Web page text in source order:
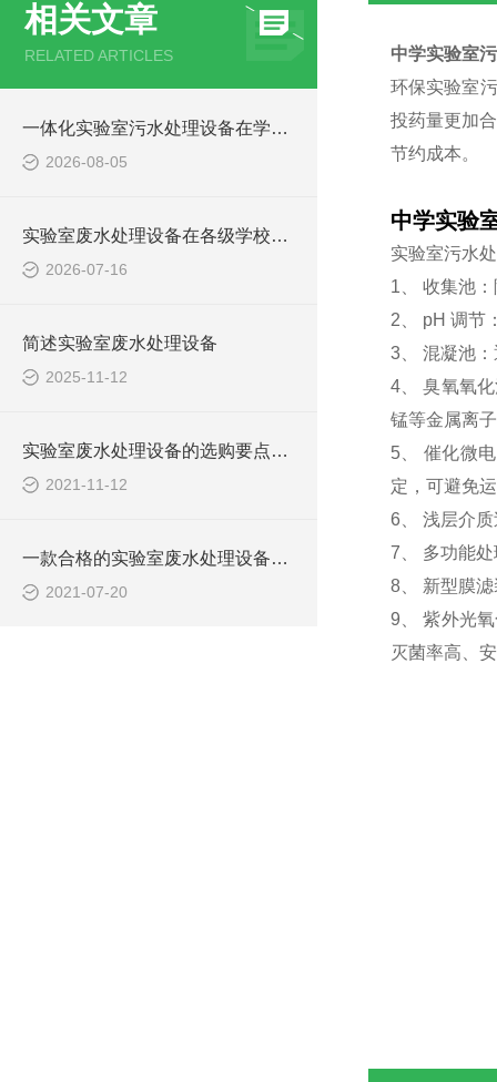
相关文章
RELATED ARTICLES
一体化实验室污水处理设备在学校化学实验室的应用
2026-08-05
实验室废水处理设备在各级学校的应用
2026-07-16
简述实验室废水处理设备
2025-11-12
实验室废水处理设备的选购要点，你知道多少？
2021-11-12
一款合格的实验室废水处理设备有哪些性能要求和组成结构？
2021-07-20
中学实验室
环保实验室
投药量更加
节约成本。
中学实验
实验室污水
1、 收集池
2、 pH 调节
3、 混凝池
4、 臭氧氧
锰等金属离
5、 催化微
定，可避免
6、 浅层介
7、 多功能
8、 新型膜
9、 紫外光
灭菌率高、